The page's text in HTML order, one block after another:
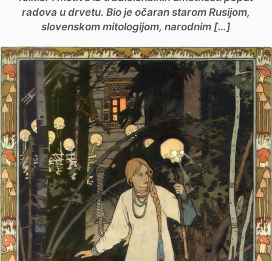
radova u drvetu. Bio je očaran starom Rusijom,
slovenskom mitologijom, narodnim […]